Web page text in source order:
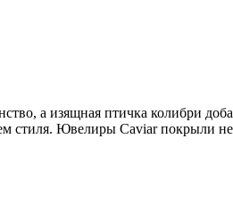
а изящная птичка колибри
стиля. Ювелиры Caviar покрыли